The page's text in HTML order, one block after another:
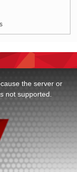
the server or
not supported.